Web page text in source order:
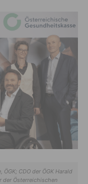
CDO der ÖGK Harald
der Österreichischen